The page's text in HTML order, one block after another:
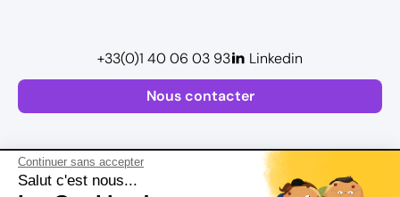
Continuer sans accepter
Salut c'est nous...
Nous contacter
+33(0)1 40 06 03 93 Linkedin